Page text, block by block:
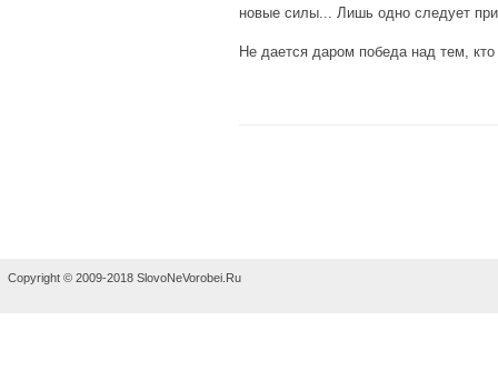
новые силы... Лишь одно следует
Не дается даром победа над тем,
Copyright © 2009-2018 SlovoNeVorobei.Ru